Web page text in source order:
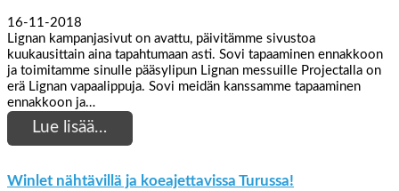
16-11-2018
Lignan kampanjasivut on avattu, päivitämme sivustoa
kuukausittain aina tapahtumaan asti. Sovi tapaaminen ennakkoon
ja toimitamme sinulle pääsylipun Lignan messuille Projectalla on
erä Lignan vapaalippuja. Sovi meidän kanssamme tapaaminen
ennakkoon ja…
Lue lisää…
Winlet nähtävillä ja koeajettavissa Turussa!